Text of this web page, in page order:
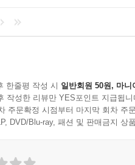
한줄평 작성 시 일반회원 50원, 마니
작성한 리뷰만 YES포인트 지급됩니
주문확정 시점부터 마지막 회차 주
DVD/Blu-ray, 패션 및 판매금지 상